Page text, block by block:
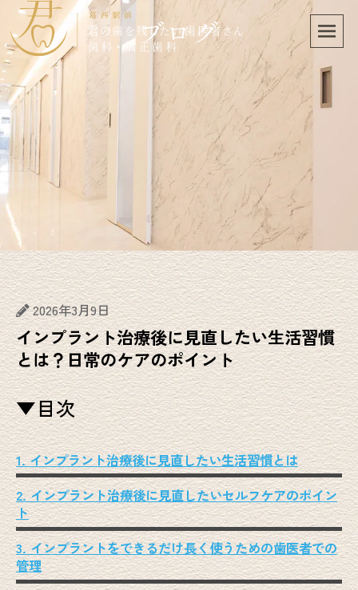
ブログ
2026年3月9日
インプラント治療後に見直したい生活習慣
とは？日常のケアのポイント
▼目次
1. インプラント治療後に見直したい生活習慣とは
2. インプラント治療後に見直したいセルフケアのポイン
ト
3. インプラントをできるだけ長く使うための歯医者での
管理